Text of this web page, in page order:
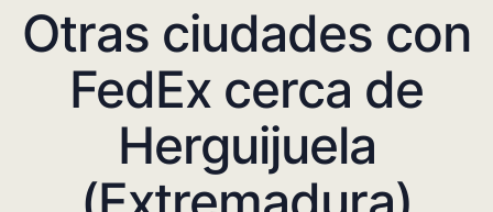
Otras ciudades con
FedEx cerca de
Herguijuela